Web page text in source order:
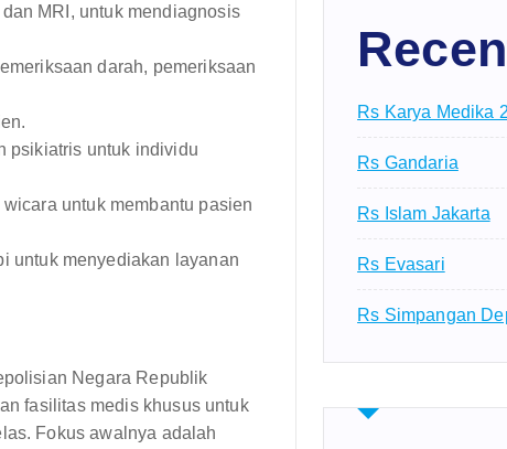
MRI, untuk mendiagnosis
darah, pemeriksaan
psikiatris untuk individu
untuk membantu pasien
untuk menyediakan layanan
Negara Republik
fasilitas medis khusus untuk
Fokus awalnya adalah
Rs Karya Medika 2
Rs Gandaria
Rs Islam Jakarta
Rs Evasari
Rs Simpangan